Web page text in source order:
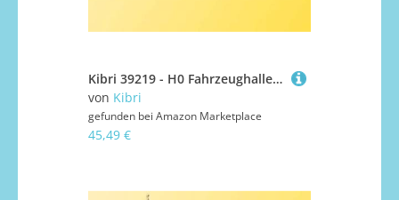
Kibri 39219 - H0 Fahrzeughalle Berufsfeuerwehr
von Kibri
gefunden bei Amazon Marketplace
45,49 €